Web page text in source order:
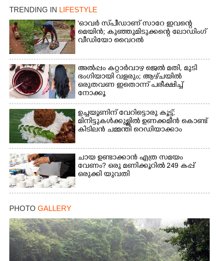
TRENDING IN LIFESTYLE
'ഓവർ സ്‌പീഡാണ് സാറേ ഇവന്റെ
മെയിൻ; കുഞ്ഞുമിടുക്കന്റെ ലോഡിംഗ്
വീഡിയോ വൈറൽ
അൽപ്പം കറ്റാർവാഴ ജെൽ മതി, മുടി
ഭംഗിയായി വളരും; ആഴ്‌ചയിൽ
ഒരുതവണ ഇതൊന്ന് പരീക്ഷിച്ച്
നോക്കൂ
ഉച്ചയൂണിന് വേറിട്ടൊരു കൂട്ട്;
മിനിട്ടുകൾക്കുള്ളിൽ ഉണക്കമീൻ കൊണ്ട്
കിടിലൻ ചമ്മന്തി റെഡിയാക്കാം
ചായ ഉണ്ടാക്കാൻ എത്ര സമയം
വേണം? ഒരു മണിക്കൂറിൽ 249 കപ്പ്
ഒരുക്കി യുവതി
PHOTO GALLERY